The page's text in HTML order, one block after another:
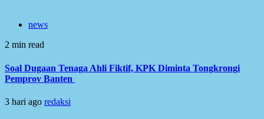
news
2 min read
Soal Dugaan Tenaga Ahli Fiktif, KPK Diminta Tongkrongi
Pemprov Banten
3 hari ago redaksi